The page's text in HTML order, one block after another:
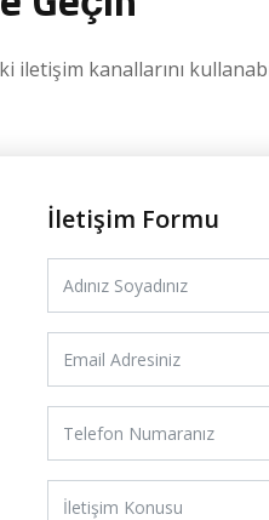
iletişim kanallarını
İletişim Formu